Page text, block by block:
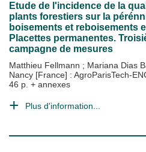
Etude de l'incidence de la
plants forestiers sur la
boisements et reboisements
Placettes permanentes.
campagne de mesures
Matthieu Fellmann ; Mariana Dias
Nancy [France] : AgroParisTech-
46 p. + annexes
Plus d'information...